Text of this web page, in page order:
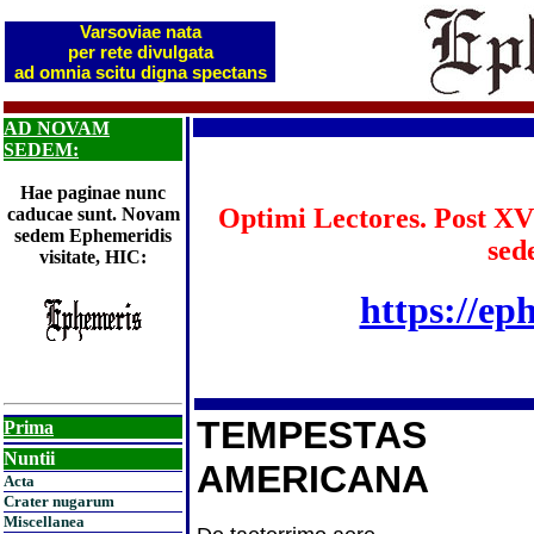
Varsoviae nata
per rete divulgata
ad omnia scitu digna spectans
AD NOVAM
SEDEM:
Hae paginae nunc
caducae sunt. Novam
sedem Ephemeridis
visitate, HIC:
Prima
Nuntii
Acta
Crater nugarum
Miscellanea
Optimi Lectores. Post
https://
TEMPESTAS
AMERICANA